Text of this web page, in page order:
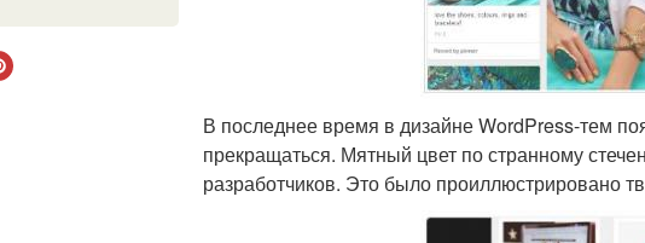
В последнее время в дизайне WordPress-тем
прекращаться. Мятный цвет по странному
разработчиков. Это было проиллюстрировано